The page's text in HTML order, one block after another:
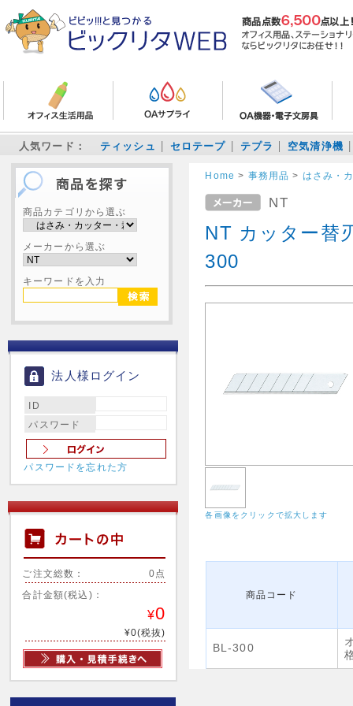
人気ワード： ティッシュ セロテープ テプラ 空気清浄機
商品カテゴリから選ぶ
メーカーから選ぶ
キーワードを入力
法人様ログイン
ID
パスワード
パスワードを忘れた方
ご注文総数： 0点
合計金額(税込)：
¥0
¥0(税抜)
Home > 事務用品 > はさみ・
NT
NT カッター
300
各画像をクリックで拡大します
商品コード
BL-300